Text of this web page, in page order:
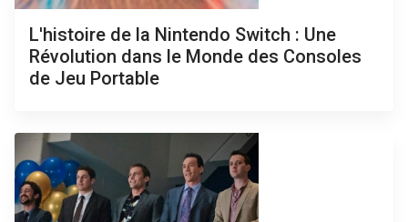
L'histoire de la Nintendo Switch : Une
Révolution dans le Monde des Consoles
de Jeu Portable